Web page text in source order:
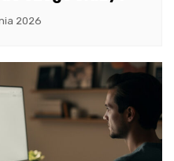
2026